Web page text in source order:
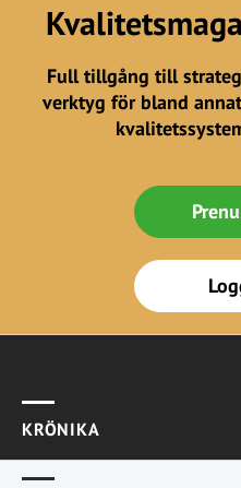
Full tillgång till
verktyg för bland
KRÖNIKA